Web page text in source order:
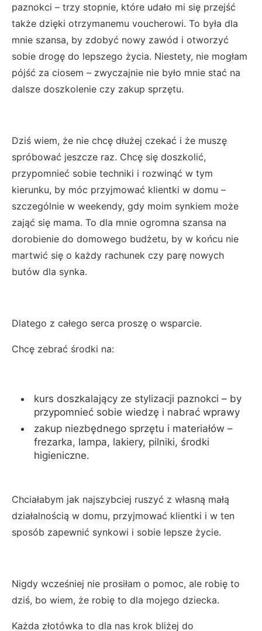
paznokci – trzy stopnie, które udało mi się przejść
także dzięki otrzymanemu voucherowi. To była dla
mnie szansa, by zdobyć nowy zawód i otworzyć
sobie drogę do lepszego życia. Niestety, nie mogłam
pójść za ciosem – zwyczajnie nie było mnie stać na
dalsze doszkolenie czy zakup sprzętu.
Dziś wiem, że nie chcę dłużej czekać i że muszę
spróbować jeszcze raz. Chcę się doszkolić,
przypomnieć sobie techniki i rozwinąć w tym
kierunku, by móc przyjmować klientki w domu –
szczególnie w weekendy, gdy moim synkiem może
zająć się mama. To dla mnie ogromna szansa na
dorobienie do domowego budżetu, by w końcu nie
martwić się o każdy rachunek czy parę nowych
butów dla synka.
Dlatego z całego serca proszę o wsparcie.
Chcę zebrać środki na:
kurs doszkalający ze stylizacji paznokci – by
przypomnieć sobie wiedzę i nabrać wprawy
zakup niezbędnego sprzętu i materiałów –
frezarka, lampa, lakiery, pilniki, środki
higieniczne.
Chciałabym jak najszybciej ruszyć z własną małą
działalnością w domu, przyjmować klientki i w ten
sposób zapewnić synkowi i sobie lepsze życie.
Nigdy wcześniej nie prosiłam o pomoc, ale robię to
dziś, bo wiem, że robię to dla mojego dziecka.
Każda złotówka to dla nas krok bliżej do